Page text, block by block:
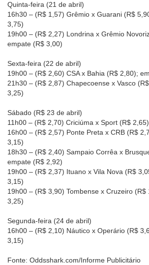
Quinta-feira (21 de abril)
16h30 – (R$ 1,57) Grêmio x Guarani (R$
3,75)
19h00 – (R$ 2,27) Londrina x Grêmio
empate (R$ 3,00)
Sexta-feira (22 de abril)
19h00 – (R$ 2,60) CSA x Bahia (R$ 2,80);
21h30 – (R$ 2,87) Chapecoense x Vasco
3,25)
Sábado (R$ 23 de abril)
11h00 – (R$ 2,70) Criciúma x Sport (R$
16h00 – (R$ 2,57) Ponte Preta x CRB (R$
3,15)
18h30 – (R$ 2,40) Sampaio Corrêa x
empate (R$ 2,92)
19h00 – (R$ 2,37) Ituano x Vila Nova (R$
3,15)
19h00 – (R$ 3,90) Tombense x Cruzeiro
3,25)
Segunda-feira (24 de abril)
16h00 – (R$ 2,10) Náutico x Operário (R$
3,15)
Fonte: Oddsshark.com/Informe Publicitário